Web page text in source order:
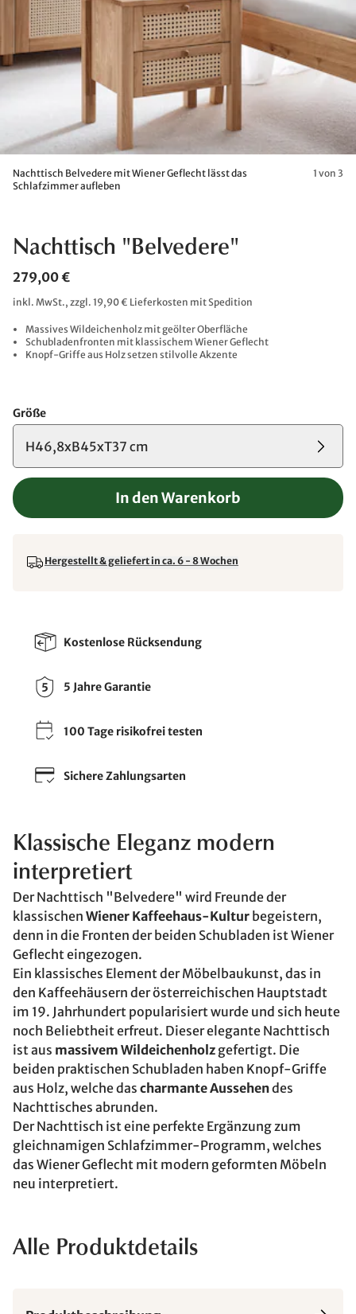
Nachttisch Belvedere mit Wiener Geflecht lässt das
Schlafzimmer aufleben
1 von 3
Nachttisch "Belvedere"
279,00 €
inkl. MwSt., zzgl. 19,90 € Lieferkosten mit Spedition
Massives Wildeichenholz mit geölter Oberfläche
Schubladenfronten mit klassischem Wiener Geflecht
Knopf-Griffe aus Holz setzen stilvolle Akzente
Größe
H46,8xB45xT37 cm
In den Warenkorb
Hergestellt & geliefert in ca. 6 - 8 Wochen
Kostenlose Rücksendung
5 Jahre Garantie
100 Tage risikofrei testen
Sichere Zahlungsarten
Klassische Eleganz modern
interpretiert
Der Nachttisch "Belvedere" wird Freunde der
klassischen Wiener Kaffeehaus-Kultur begeistern,
denn in die Fronten der beiden Schubladen ist Wiener
Geflecht eingezogen.
Ein klassisches Element der Möbelbaukunst, das in
den Kaffeehäusern der österreichischen Hauptstadt
im 19. Jahrhundert popularisiert wurde und sich heute
noch Beliebtheit erfreut. Dieser elegante Nachttisch
ist aus massivem Wildeichenholz gefertigt. Die
beiden praktischen Schubladen haben Knopf-Griffe
aus Holz, welche das charmante Aussehendes
Nachttisches abrunden.
Der Nachttisch ist eine perfekte Ergänzung zum
gleichnamigen Schlafzimmer-Programm, welches
das Wiener Geflecht mit modern geformten Möbeln
neu interpretiert.
Alle Produktdetails